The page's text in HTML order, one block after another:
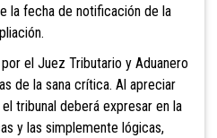
la fecha de notificación de la
el Juez Tributario y Aduanero
de la sana crítica. Al apreciar
tribunal deberá expresar en la
y las simplemente lógicas,